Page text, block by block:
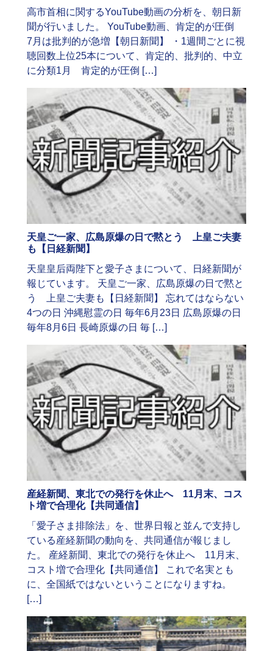
高市首相に関するYouTube動画の分析を、朝日新
聞が行いました。 YouTube動画、肯定的が圧倒
7月は批判的が急増【朝日新聞】 ・1週間ごとに視
聴回数上位25本について、肯定的、批判的、中立
に分類1月 肯定的が圧倒 […]
天皇ご一家、広島原爆の日で黙とう 上皇ご夫妻
も【日経新聞】
天皇皇后両陛下と愛子さまについて、日経新聞が
報じています。 天皇ご一家、広島原爆の日で黙と
う 上皇ご夫妻も【日経新聞】 忘れてはならない
4つの日 沖縄慰霊の日 毎年6月23日 広島原爆の日
毎年8月6日 長崎原爆の日 毎 […]
産経新聞、東北での発行を休止へ 11月末、コス
ト増で合理化【共同通信】
「愛子さま排除法」を、世界日報と並んで支持し
ている産経新聞の動向を、共同通信が報じまし
た。 産経新聞、東北での発行を休止へ 11月末、
コスト増で合理化【共同通信】 これで名実とも
に、全国紙ではないということになりますね。
[…]